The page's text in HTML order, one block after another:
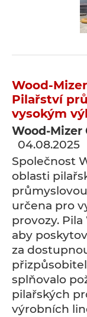
Wood-
Pilařství
vysokým
Wood-Mizer
04.08.2025
Společnost
oblasti
určena pro
provozy.
aby
za
splňovalo
pilařských
výrobních